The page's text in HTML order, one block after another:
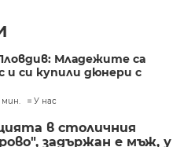
Младежите са
и си купили дюнери с
мин. У нас
в столичния
задържан е мъж, у